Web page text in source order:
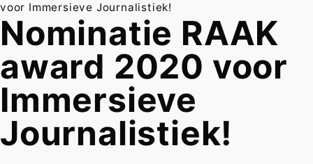
voor Immersieve Journalistiek!
Nominatie RAAK
award 2020 voor
Immersieve
Journalistiek!